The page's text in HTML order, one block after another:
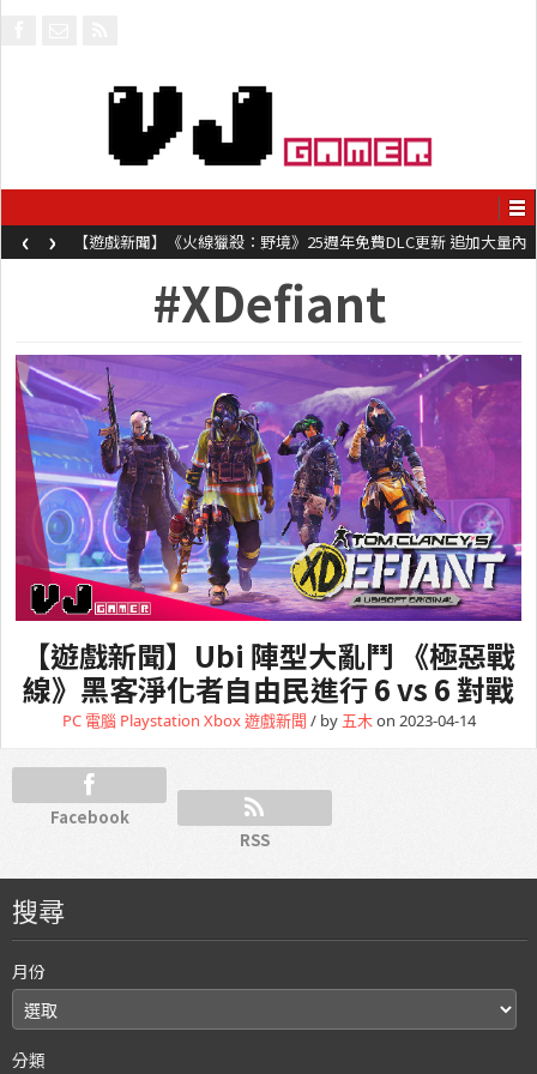
【遊戲新聞】《火線獵殺：野境》25週年免費DLC更新 追加大量內
容同時系舊作限時超平價折扣
‹ ›
#XDefiant
【遊戲新聞】Ubi 陣型大亂鬥 《極惡戰
線》黑客淨化者自由民進行 6 vs 6 對戰
PC 電腦 Playstation Xbox遊戲新聞 / by 五木on 2023-04-14
Facebook
RSS
搜尋
月份
分類